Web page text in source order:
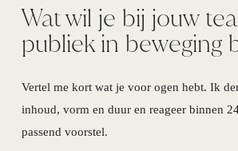
Wat wil je bij jouw
publiek in beweging
Vertel me kort wat je voor ogen hebt. Ik
inhoud, vorm en duur en reageer binnen
passend voorstel.